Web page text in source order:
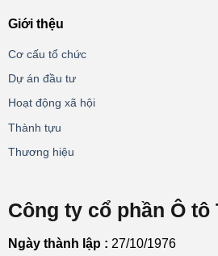
Giới thệu
Cơ cấu tổ chức
Dự án đầu tư
Hoạt động xã hội
Thành tựu
Thương hiệu
Công ty cổ phần Ô tô
Ngày thành lập : 27/10/1976